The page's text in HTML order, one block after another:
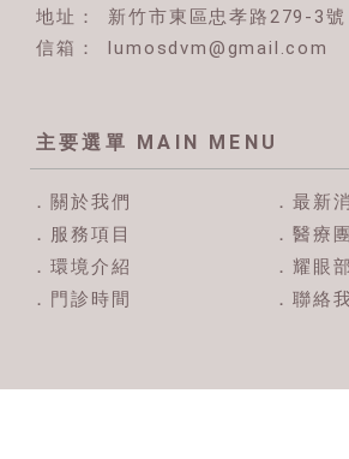
lumosdvm@gmail.com
新竹市東區忠孝路279-3號
關於我們
最新
服務項目
醫療
環境介紹
耀眼
門診時間
聯絡